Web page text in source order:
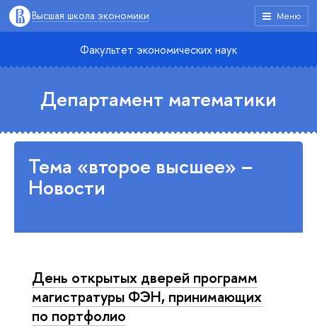
Меню
Высшая школа экономики
Факультет экономических наук
Департамент математики
Тема «второе высшее» –
Новости
День открытых дверей программ
магистратуры ФЭН, принимающих
по портфолио